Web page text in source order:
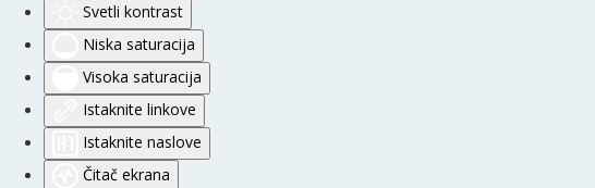
Svetli kontrast
Niska saturacija
Visoka saturacija
Istaknite linkove
Istaknite naslove
Čitač ekrana